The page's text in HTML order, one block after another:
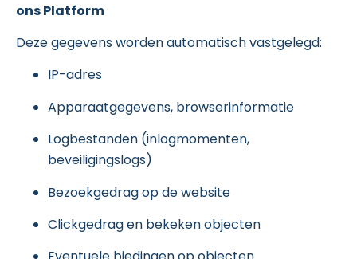
ons Platform
Deze gegevens worden automatisch vastgelegd:
IP-adres
Apparaatgegevens, browserinformatie
Logbestanden (inlogmomenten,
beveiligingslogs)
Bezoekgedrag op de website
Clickgedrag en bekeken objecten